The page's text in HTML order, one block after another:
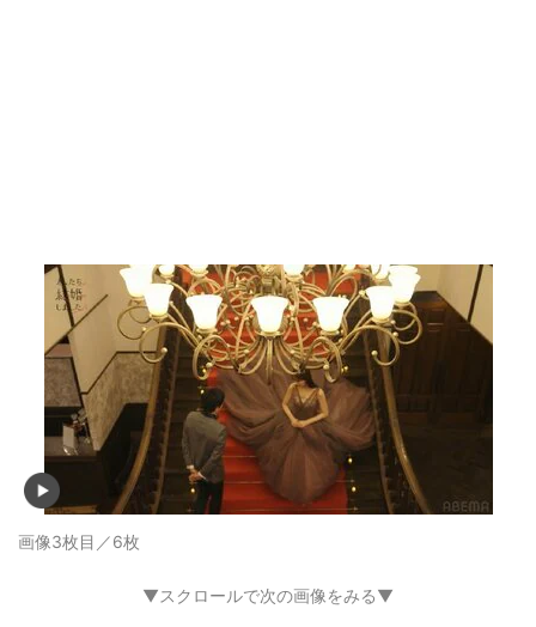
画像3枚目／6枚
▼スクロールで次の画像をみる▼